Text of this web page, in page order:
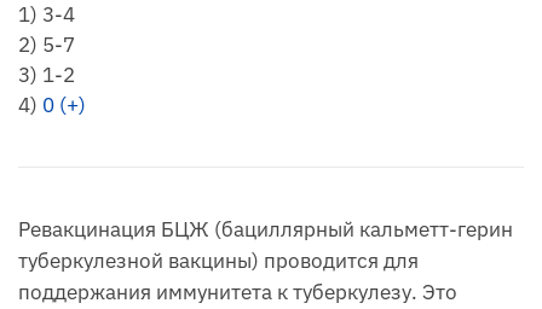
1) 3-4
2) 5-7
3) 1-2
4) 0 (+)
Ревакцинация БЦЖ (бациллярный кальметт-герин
туберкулезной вакцины) проводится для
поддержания иммунитета к туберкулезу. Это